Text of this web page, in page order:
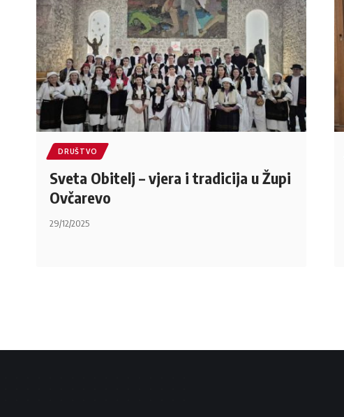
DRUŠTVO
Sveta Obitelj – vjera i tradicija u Župi
Ovčarevo
29/12/2025